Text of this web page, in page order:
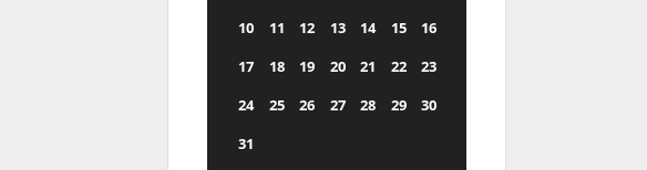
10
11 12 13 14 15
16
17
18 19 20 21 22
23
24
25 26 27 28 29
30
31